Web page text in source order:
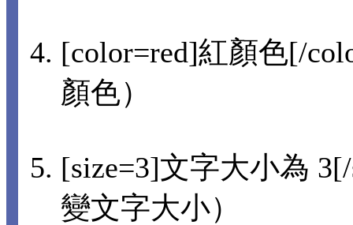
[color=red]紅顏色[/
顏色）
[size=3]文字大小為
變文字大小）